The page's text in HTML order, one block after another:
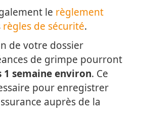
le règlement
règles de sécurité.
de votre dossier
de grimpe pourront
1 semaine environ. Ce
pour enregistrer
auprès de la